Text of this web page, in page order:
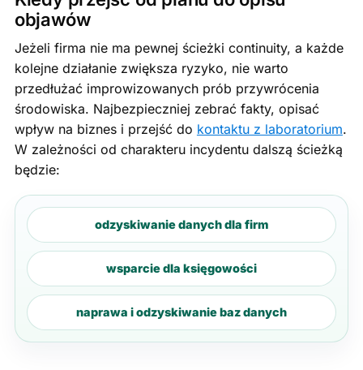
objawów
Jeżeli firma nie ma pewnej ścieżki continuity, a każde
kolejne działanie zwiększa ryzyko, nie warto
przedłużać improwizowanych prób przywrócenia
środowiska. Najbezpieczniej zebrać fakty, opisać
wpływ na biznes i przejść do kontaktu z laboratorium.
W zależności od charakteru incydentu dalszą ścieżką
będzie:
odzyskiwanie danych dla firm
wsparcie dla księgowości
naprawa i odzyskiwanie baz danych